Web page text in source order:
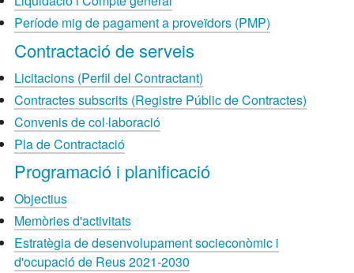
Període mig de pagament a proveïdors (PMP)
Contractació de serveis
Licitacions (Perfil del Contractant)
Contractes subscrits (Registre Públic de Contractes)
Convenis de col·laboració
Pla de Contractació
Programació i planificació
Objectius
Memòries d'activitats
Estratègia de desenvolupament socieconòmic i
d'ocupació de Reus 2021-2030